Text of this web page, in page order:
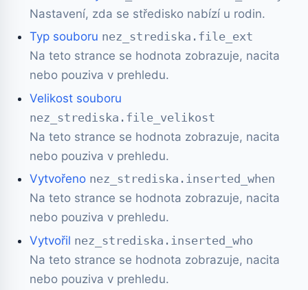
Nastavení, zda se středisko nabízí u rodin.
Typ souboru nez_strediska.file_ext
Na teto strance se hodnota zobrazuje, nacita
nebo pouziva v prehledu.
Velikost souboru
nez_strediska.file_velikost
Na teto strance se hodnota zobrazuje, nacita
nebo pouziva v prehledu.
Vytvořeno nez_strediska.inserted_when
Na teto strance se hodnota zobrazuje, nacita
nebo pouziva v prehledu.
Vytvořil nez_strediska.inserted_who
Na teto strance se hodnota zobrazuje, nacita
nebo pouziva v prehledu.